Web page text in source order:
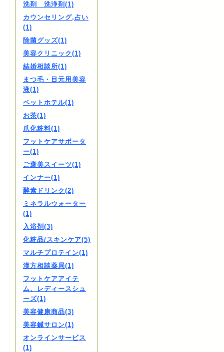
洗剤 洗浄剤(1)
カウンセリング,占い
(1)
除菌グッズ(1)
美容クリニック(1)
結婚相談所(1)
まつ毛・目元用美容
液(1)
ペットホテル(1)
お茶(1)
爪化粧料(1)
フットケアサポータ
ー(1)
ご褒美スイーツ(1)
インナー(1)
酵素ドリンク(2)
ミネラルウォーター
(1)
入浴剤(3)
化粧品/スキンケア(5)
マルチプロテイン(1)
漢方相談薬局(1)
フットケアアイテ
ム、レディースシュ
ーズ(1)
美容健康商品(3)
美容鍼サロン(1)
オンラインサービス
(1)